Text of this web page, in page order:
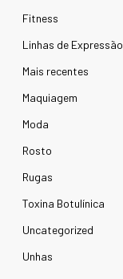
Fitness
Linhas de Expressão
Mais recentes
Maquiagem
Moda
Rosto
Rugas
Toxina Botulínica
Uncategorized
Unhas